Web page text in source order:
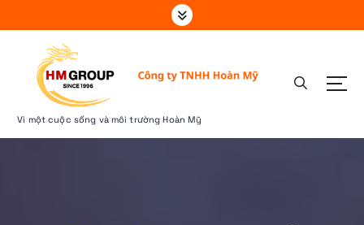
k
o
Vì một cuộc sống và môi trường Hoàn Mỹ